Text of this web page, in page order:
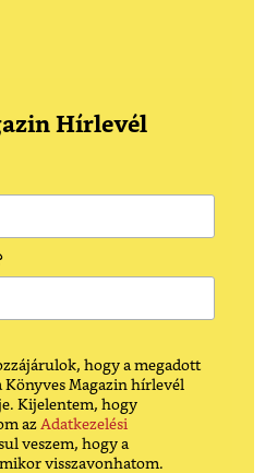
Hírlevél
hogy a megadott
Könyves Magazin hírlevél
Kijelentem, hogy
az Adatkezelési
veszem, hogy a
visszavonhatom.